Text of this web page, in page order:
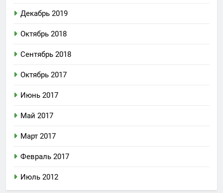
Декабрь 2019
Октябрь 2018
Сентябрь 2018
Октябрь 2017
Июнь 2017
Май 2017
Март 2017
Февраль 2017
Июль 2012